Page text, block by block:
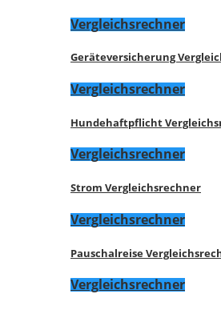
Vergleichsrechner
Geräteversicherung
Vergleichsrechner
Hundehaftpflicht
Vergleichsrechner
Strom Vergleichsrechner
Vergleichsrechner
Pauschalreise
Vergleichsrechner